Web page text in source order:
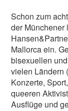
Schon zum
der
Mallorca ein.
bisexuellen
vielen Ländern
Konzerte,
queeren
Ausflüge und